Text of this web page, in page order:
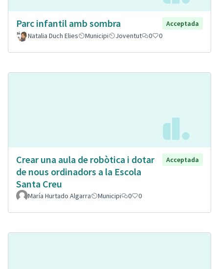
Parc infantil amb sombra
Acceptada
Natalia Duch Elies
Municipi Joventut 0 0
Crear una aula de robòtica i dotar
de nous ordinadors a la Escola
Santa Creu
Acceptada
María Hurtado Algarra Municipi 0 0